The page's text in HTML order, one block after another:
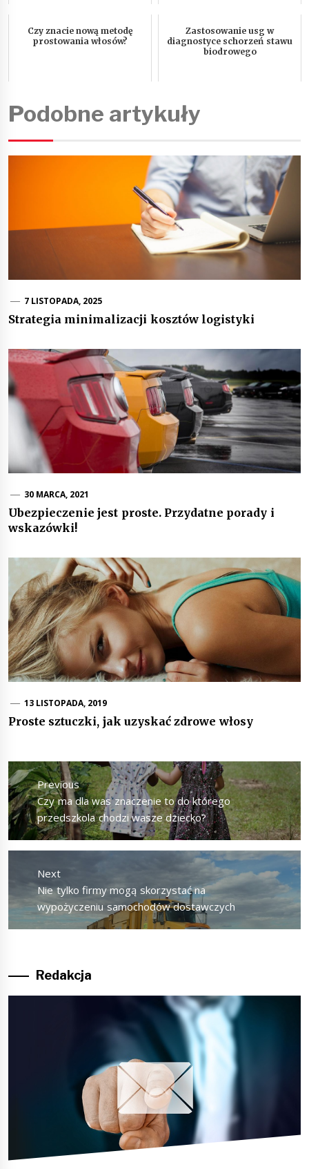
Czy znacie nową metodę
prostowania włosów?
Zastosowanie usg w
diagnostyce schorzeń stawu
biodrowego
Podobne artykuły
7 LISTOPADA, 2025
Strategia minimalizacji kosztów logistyki
30 MARCA, 2021
Ubezpieczenie jest proste. Przydatne porady i
wskazówki!
13 LISTOPADA, 2019
Proste sztuczki, jak uzyskać zdrowe włosy
Nawigacja
wpisuPrevious
Previous
post:
Czy ma dla was znaczenie to do którego
przedszkola chodzi wasze dziecko?
Next
Next
post:
Nie tylko firmy mogą skorzystać na
wypożyczeniu samochodów dostawczych
Redakcja